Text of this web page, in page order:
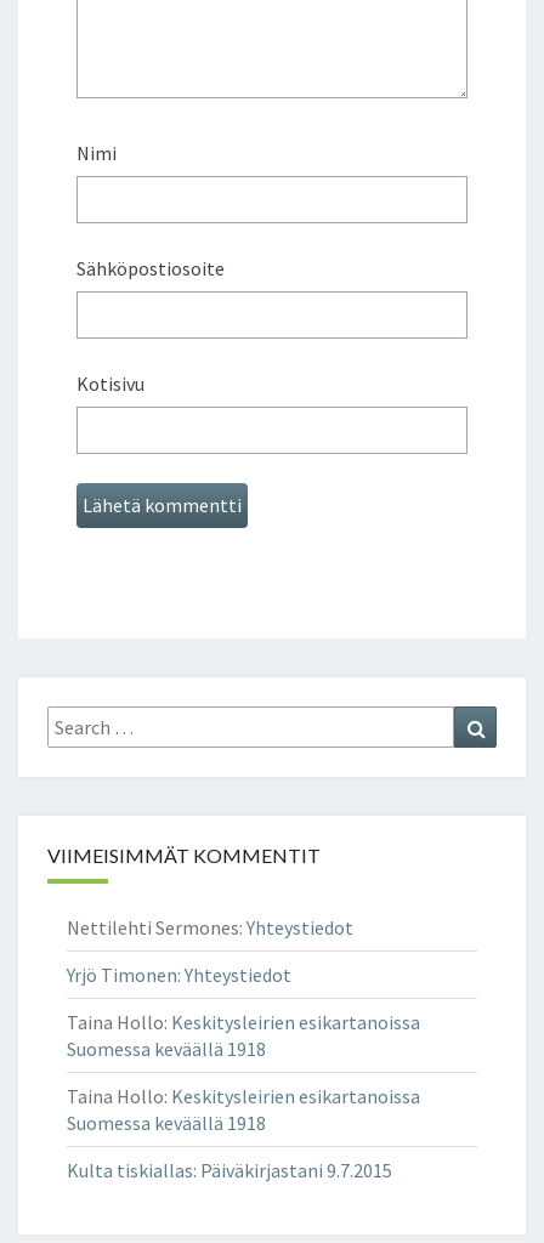
Nimi
Sähköpostiosoite
Kotisivu
Search
for:
VIIMEISIMMÄT KOMMENTIT
Nettilehti Sermones:Yhteystiedot
Yrjö Timonen:Yhteystiedot
Taina Hollo: Keskitysleirien esikartanoissa
Suomessa keväällä 1918
Taina Hollo: Keskitysleirien esikartanoissa
Suomessa keväällä 1918
Kulta tiskiallas: Päiväkirjastani 9.7.2015